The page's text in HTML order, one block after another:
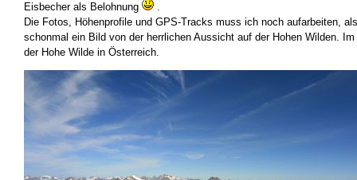
Eisbecher als Belohnung
.
Die Fotos, Höhenprofile und GPS-Tracks muss ich noch aufarbeiten,
schonmal ein Bild von der herrlichen Aussicht auf der Hohen Wilden.
der Hohe Wilde in Österreich.